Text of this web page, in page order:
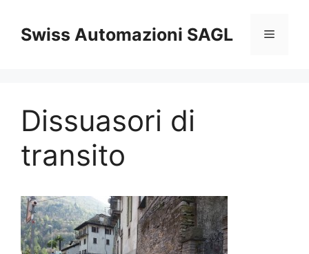
contenuto
Swiss Automazioni SAGL Menu
Dissuasori di
transito